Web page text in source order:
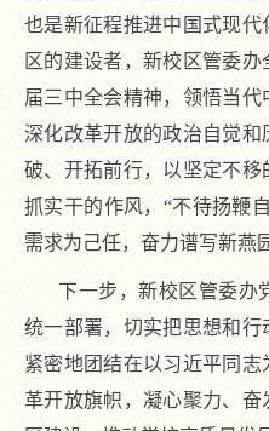
也是新征程推进中国式现
区的建设者，新校区管委
届三中全会精神，领悟当
深化改革开放的政治自觉
破、开拓前行，以坚定不
抓实干的作风，“不待扬鞭
需求为己任，奋力谱写新燕
下一步，新校区管委办
统一部署，切实把思想和
紧密地团结在以习近平同
革开放旗帜，凝心聚力、